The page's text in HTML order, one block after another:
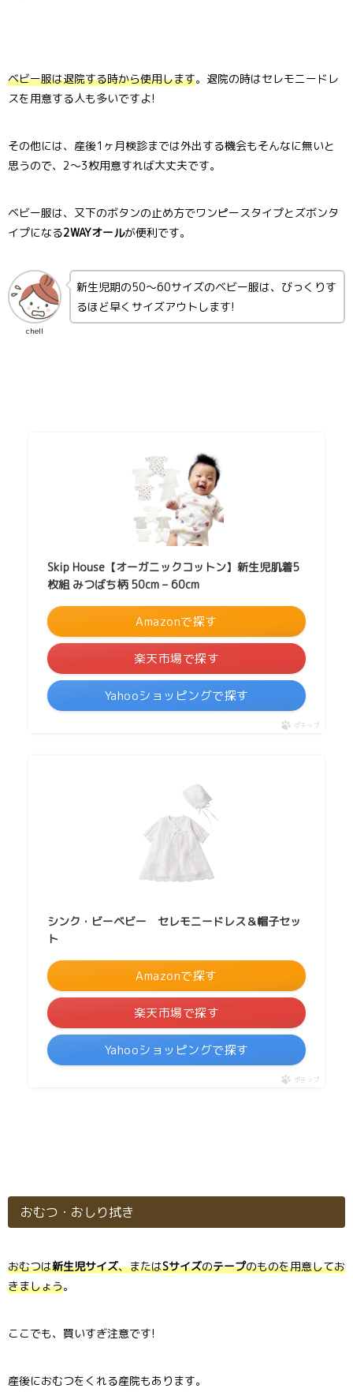
ベビー服は退院する時から使用します。退院の時はセレモニードレ
スを用意する人も多いですよ!
その他には、産後1ヶ月検診までは外出する機会もそんなに無いと
思うので、2〜3枚用意すれば大丈夫です。
ベビー服は、又下のボタンの止め方でワンピースタイプとズボンタ
イプになる2WAYオールが便利です。
chell
新生児期の50〜60サイズのベビー服は、びっくりす
るほど早くサイズアウトします!
Skip House【オーガニックコットン】新生児肌着5
枚組 みつばち柄 50cm – 60cm
Amazonで探す
楽天市場で探す
Yahooショッピングで探す
ポチップ
シンク・ビーベビー セレモニードレス＆帽子セッ
ト
Amazonで探す
楽天市場で探す
Yahooショッピングで探す
ポチップ
おむつ・おしり拭き
おむつは新生児サイズ、またはSサイズのテープのものを用意してお
きましょう。
ここでも、買いすぎ注意です!
産後におむつをくれる産院もあります。